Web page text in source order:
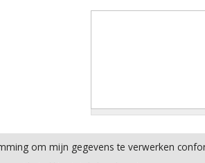
om mijn gegevens te verwerken